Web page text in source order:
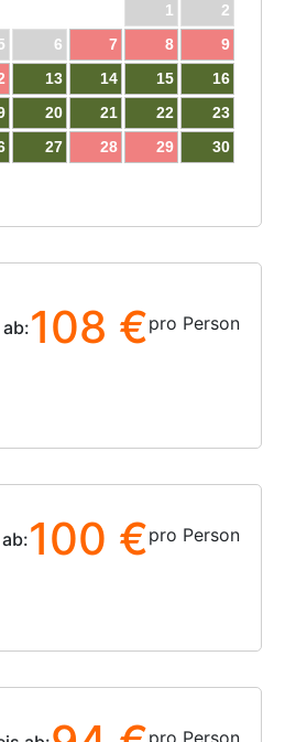
1
2
6 7 8
9
13 14 15
16
20 21 22
23
27 28 29
30
108 €pro Person
100 €pro Person